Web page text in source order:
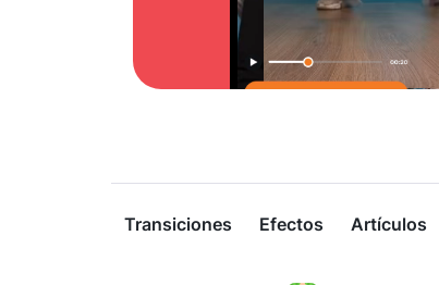
Transiciones Efectos Artículos